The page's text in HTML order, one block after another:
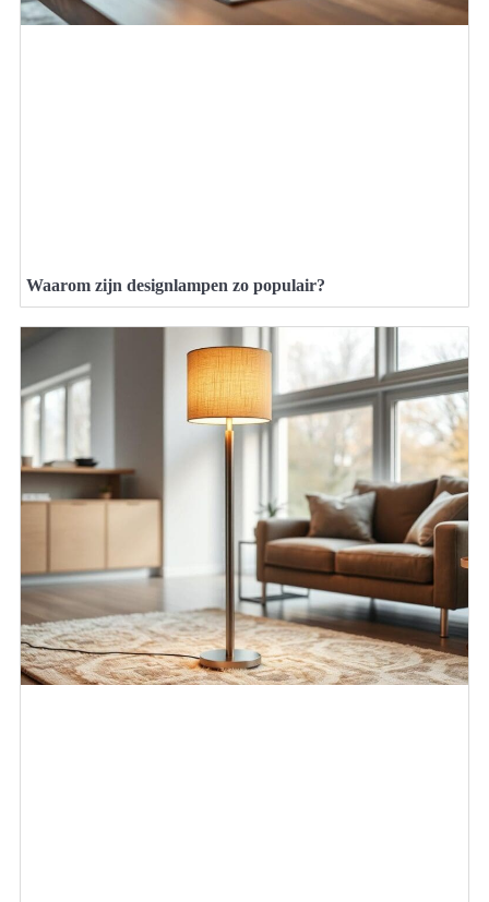
Waarom zijn designlampen zo populair?